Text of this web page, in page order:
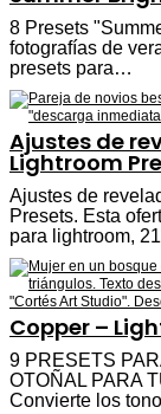
8 Presets
fotografías de
presets para…
Ajustes de
Lightroom
Ajustes de
Presets. Esta
para lightroom,
Copper –
9 PRESETS
OTOÑAL PARA
Convierte los